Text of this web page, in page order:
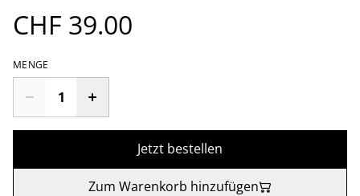
CHF 39.00
MENGE
Jetzt bestellen
Zum Warenkorb hinzufügen